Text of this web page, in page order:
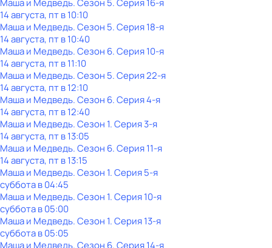
Маша и Медведь. Сезон 5. Серия 16-я
14 августа, пт в 10:10
Маша и Медведь. Сезон 5. Серия 18-я
14 августа, пт в 10:40
Маша и Медведь. Сезон 6. Серия 10-я
14 августа, пт в 11:10
Маша и Медведь. Сезон 5. Серия 22-я
14 августа, пт в 12:10
Маша и Медведь. Сезон 6. Серия 4-я
14 августа, пт в 12:40
Маша и Медведь. Сезон 1. Серия 3-я
14 августа, пт в 13:05
Маша и Медведь. Сезон 6. Серия 11-я
14 августа, пт в 13:15
Маша и Медведь. Сезон 1. Серия 5-я
субботав04:45
Маша и Медведь. Сезон 1. Серия 10-я
субботав05:00
Маша и Медведь. Сезон 1. Серия 13-я
субботав05:05
Маша и Медведь. Сезон 6. Серия 14-я